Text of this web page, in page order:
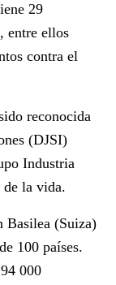
29
entre ellos
contra el
reconocida
(DJSI)
Industria
la vida.
Basilea (Suiza)
100 países.
000